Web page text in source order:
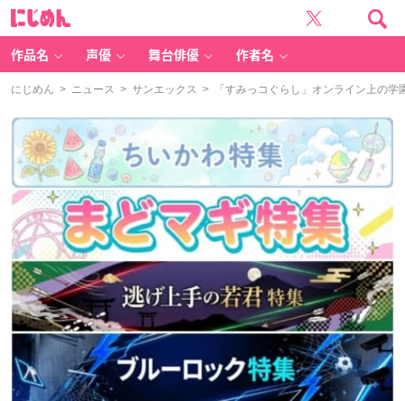
作品名 声優 舞台俳優 作者名
にじめん > ニュース > サンエックス > 「すみっコぐらし」オンライン上の学